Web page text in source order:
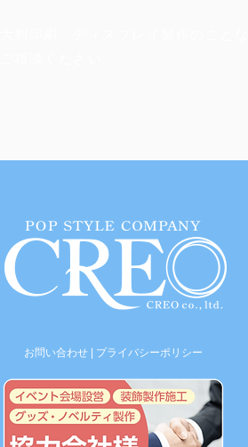
お問い合わせ プライバシーポリシー